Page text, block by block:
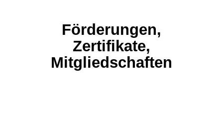
Förderungen,
Zertifikate,
Mitgliedschaften